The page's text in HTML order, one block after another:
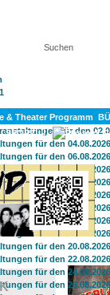
SPORT